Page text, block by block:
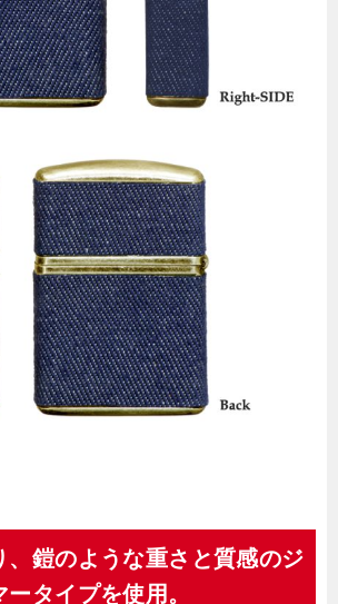
、鎧のような重さと質感のジ
タイプを使用。